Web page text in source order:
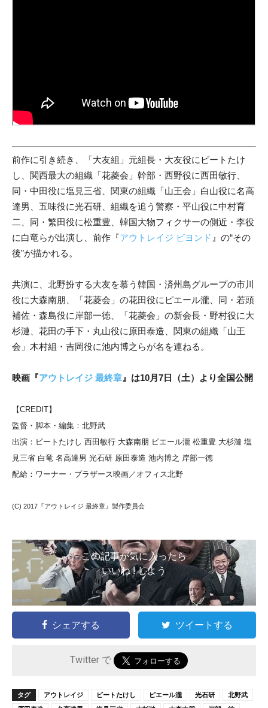
前作に引き続き、「大友組」元組長・大友役にビートたけ
し、関西最大の組織「花菱会」幹部・西野役に西田敏行、
同・中田役に塩見三省、関東の組織「山王会」白山役に名高
達男、五味役に光石研、組織を追う警察・平山役に中村育
二、同・繁田役に松重豊、韓国大物フィクサーの側近・李役
に白竜らが出演し、前作『アウトレイジ ビヨンド 』の“その
後”が描かれる。
共演に、北野扮する大友を慕う韓国・済州島グループの市川
役に大森南朋、「花菱会」の花田役にピエール瀧、同・若頭
補佐・森島役に岸部一徳、「花菱会」の新会長・野村役に大
杉漣、花田の手下・丸山役に原田泰造、関東の組織「山王
会」木村組・吉岡役に池内博之らが名を連ねる。
映画『アウトレイジ 最終章 』は10月7日（土）より全国公開
【CREDIT】
監督・脚本・編集：北野武
出演：ビートたけし 西田敏行 大森南朋 ピエール瀧 松重豊 大杉漣 塩
見三省 白竜 名高達男 光石研 原田泰造 池内博之 岸部一徳
配給：ワーナー・ブラザース映画／オフィス北野
(C) 2017『アウトレイジ 最終章』製作委員会
この記事が気に入ったら
いいね ! しよう
シェアする ツイートする
Twitter で
タグ アウトレイジ ビートたけし ピエール瀧 光石研
北野武